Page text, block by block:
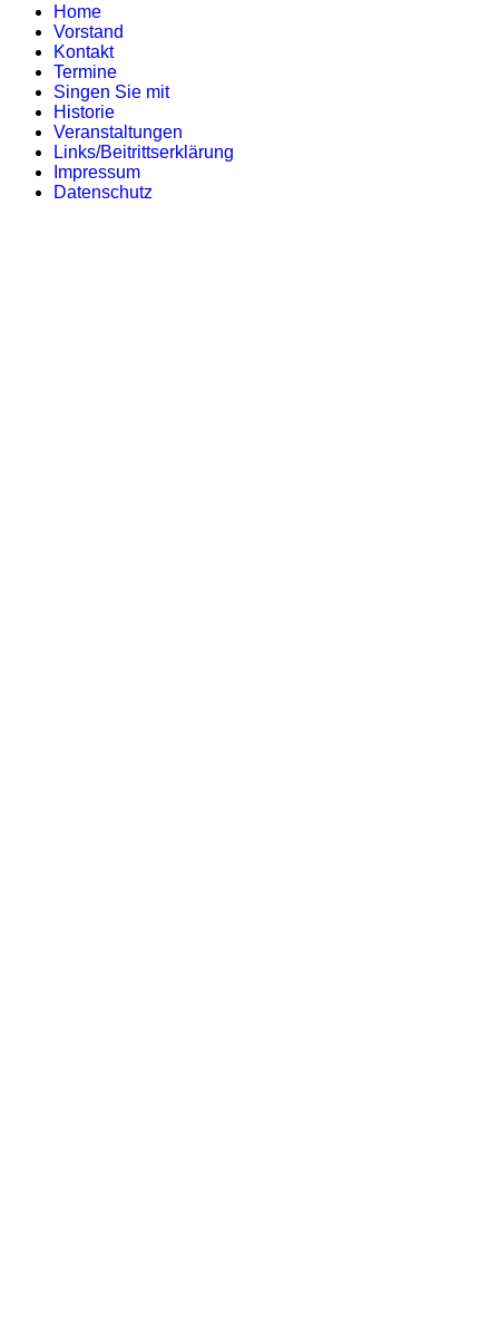
Home
Vorstand
Kontakt
Termine
Singen Sie mit
Historie
Veranstaltungen
Links/Beitrittserklärung
Impressum
Datenschutz